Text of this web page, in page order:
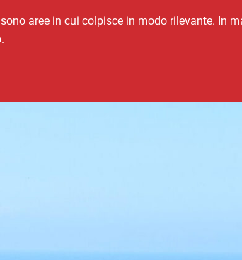
aree in cui colpisce in modo rilevante. In